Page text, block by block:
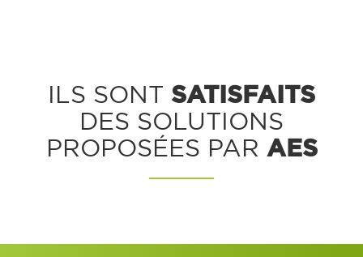
ILS SONT SATISFAITS
DES SOLUTIONS
PROPOSÉES PAR AES